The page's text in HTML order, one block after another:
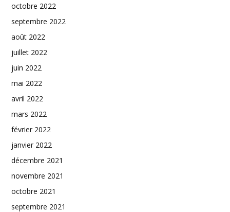
octobre 2022
septembre 2022
août 2022
juillet 2022
juin 2022
mai 2022
avril 2022
mars 2022
février 2022
janvier 2022
décembre 2021
novembre 2021
octobre 2021
septembre 2021